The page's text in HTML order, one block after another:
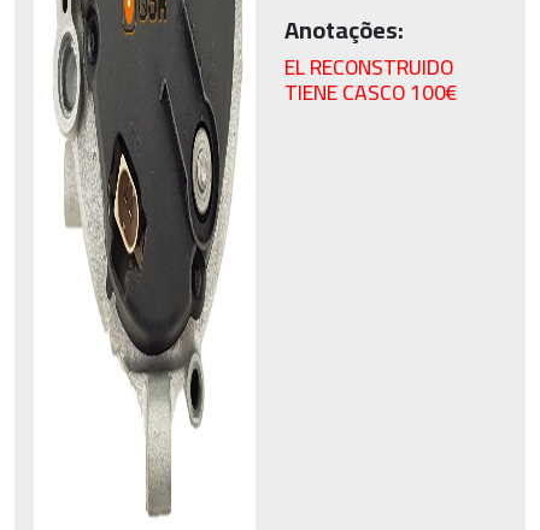
Anotações:
EL RECONSTRUIDO
TIENE CASCO 100€